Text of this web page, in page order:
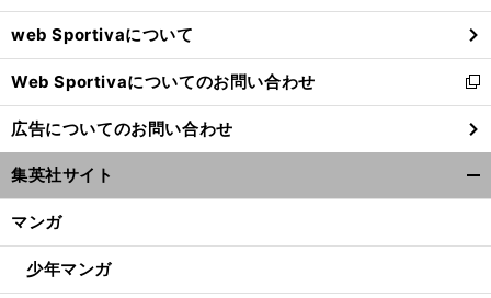
ウ
で
開
く
web Sportivaについて
Web Sportivaについてのお問い合わせ
新
し
い
ウ
ィ
ン
ウ
開
広告についてのお問い合わせ
集英社サイト
マンガ
少年マンガ